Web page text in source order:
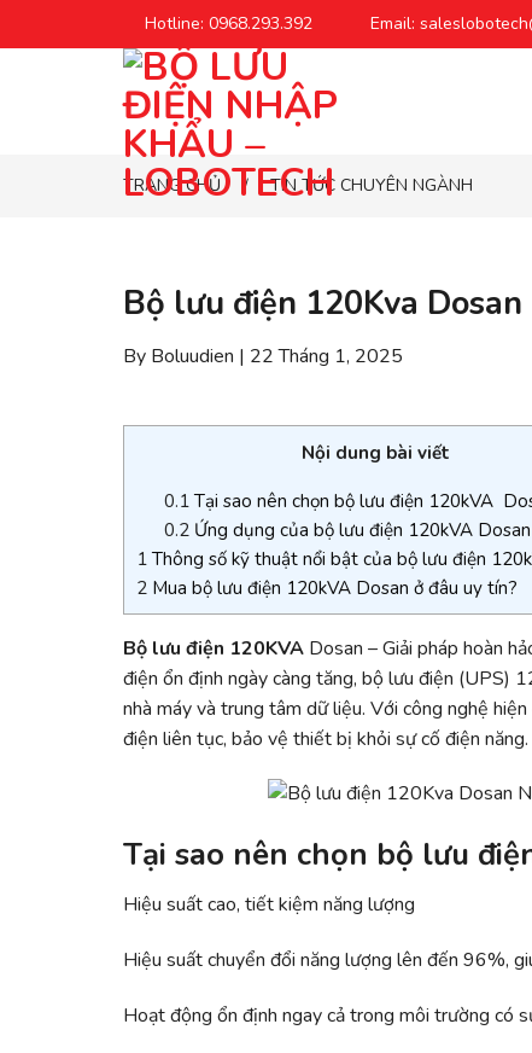
đến
Hotline: 0968.293.392 Email:
TRANG CHỦ / TIN TỨC CHUYÊN NGÀNH
Bộ lưu điện 120Kva
By Boluudien | 22 Tháng 1, 2025
Nội dung bài viết
0.1Tại sao nên chọn bộ lưu điện 120kVA
0.2Ứng dụng của bộ lưu điện 120kVA Dosan
1Thông số kỹ thuật nổi bật của bộ lưu điện
2 Mua bộ lưu điện 120kVA Dosan ở đâu uy tín?
Bộ lưu điện 120KVA Dosan – Giải pháp hoàn
điện ổn định ngày càng tăng, bộ lưu điện (UPS)
nhà máy và trung tâm dữ liệu. Với công nghệ
điện liên tục, bảo vệ thiết bị khỏi sự cố điện năng.
Tại sao nên chọn bộ lưu
Hiệu suất cao, tiết kiệm năng lượng
Hiệu suất chuyển đổi năng lượng lên đến 96%,
Hoạt động ổn định ngay cả trong môi trường có